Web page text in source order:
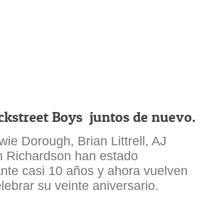
Boys juntos de nuevo.
Dorough, Brian Littrell, AJ
Richardson han estado
casi 10 años y ahora vuelven
su veinte aniversario.